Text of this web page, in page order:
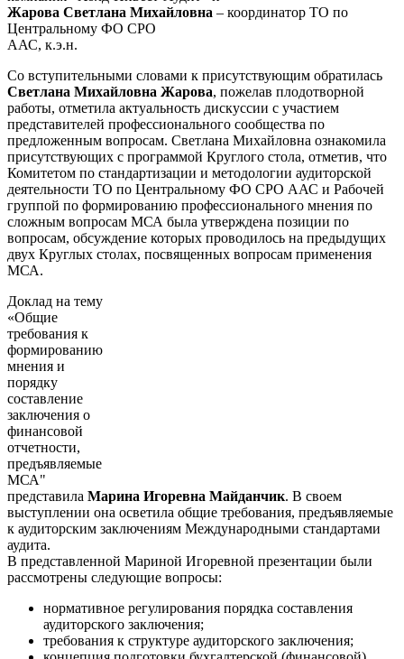
Жарова Светлана Михайловна – координатор ТО по
Центральному ФО СРО
ААС, к.э.н.
Со вступительными словами к присутствующим обратилась
Светлана Михайловна Жарова, пожелав плодотворной
работы, отметила актуальность дискуссии с участием
представителей профессионального сообщества по
предложенным вопросам. Светлана Михайловна ознакомила
присутствующих с программой Круглого стола, отметив, что
Комитетом по стандартизации и методологии аудиторской
деятельности ТО по Центральному ФО СРО ААС и Рабочей
группой по формированию профессионального мнения по
сложным вопросам МСА была утверждена позиции по
вопросам, обсуждение которых проводилось на предыдущих
двух Круглых столах, посвященных вопросам применения
МСА.
Доклад на тему
«Общие
требования к
формированию
мнения и
порядку
составление
заключения о
финансовой
отчетности,
предъявляемые
МСА"
представила Марина Игоревна Майданчик. В своем
выступлении она осветила общие требования, предъявляемые
к аудиторским заключениям Международными стандартами
аудита.
В представленной Мариной Игоревной презентации были
рассмотрены следующие вопросы:
нормативное регулирования порядка составления
аудиторского заключения;
требования к структуре аудиторского заключения;